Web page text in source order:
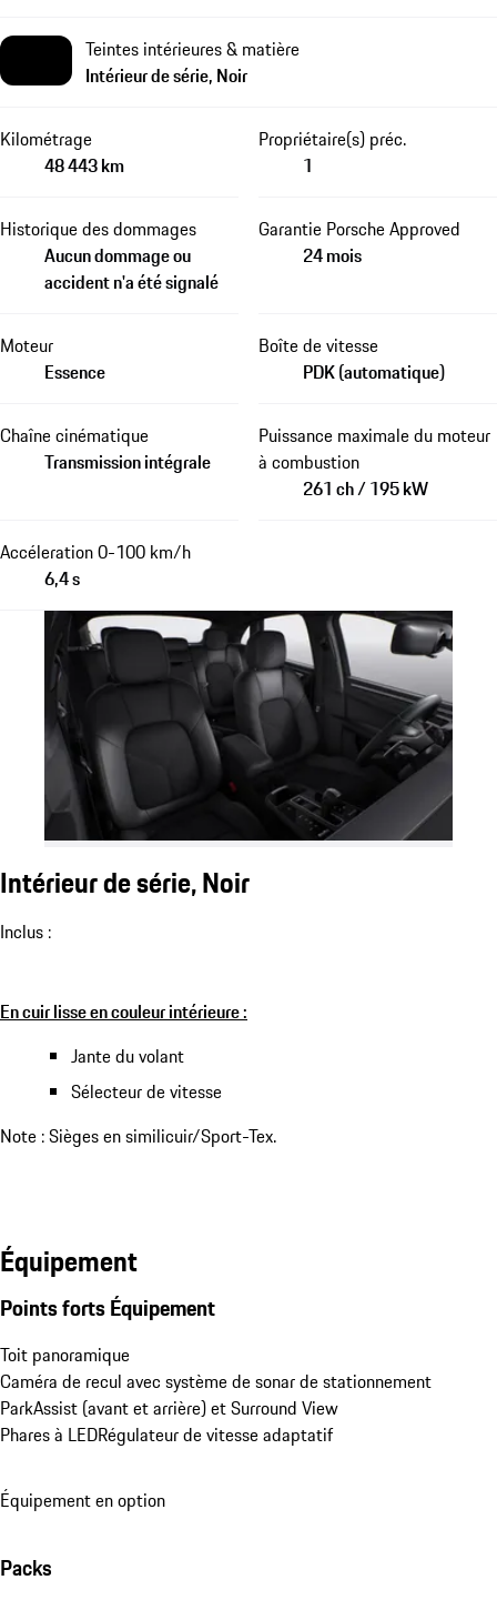
Teintes intérieures & matière
Intérieur de série, Noir
Kilométrage
48 443 km
Propriétaire(s) préc.
1
Historique des dommages
Aucun dommage ou
accident n'a été signalé
Garantie Porsche Approved
24 mois
Moteur
Essence
Boîte de vitesse
PDK (automatique)
Chaîne cinématique
Transmission intégrale
Puissance maximale du moteur
à combustion
261 ch / 195 kW
Accéleration 0-100 km/h
6,4 s
Intérieur de série, Noir
Inclus :
En cuir lisse en couleur intérieure :
Jante du volant
Sélecteur de vitesse
Note : Sièges en similicuir/Sport-Tex.
Équipement
Points forts Équipement
Toit panoramique
Caméra de recul avec système de sonar de stationnement
ParkAssist (avant et arrière) et Surround View
Phares à LEDRégulateur de vitesse adaptatif
Équipement en option
Packs